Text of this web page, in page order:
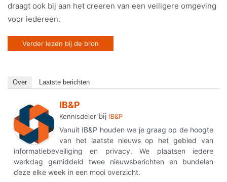
draagt ook bij aan het creeren van een veiligere omgeving
voor iedereen.
Verder lezen bij de bron
Over Laatste berichten
IB&P
Kennisdeler bij IB&P
Vanuit IB&P houden we je graag op de hoogte
van het laatste nieuws op het gebied van
informatiebeveiliging en privacy. We plaatsen iedere
werkdag gemiddeld twee nieuwsberichten en bundelen
deze elke week in een mooi overzicht.